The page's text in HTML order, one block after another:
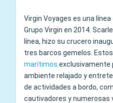
Virgin Voyages es una
Grupo Virgin en 2014.
línea, hizo su crucero
tres barcos gemelos.
marítimos exclusivamente
ambiente relajado y
de actividades a bordo,
cautivadores y numerosas